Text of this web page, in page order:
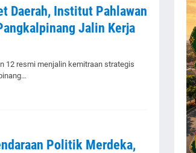
Daerah, Institut Pahlawan
Jalin Kerja
12 resmi menjalin kemitraan strategis
Politik Merdeka,